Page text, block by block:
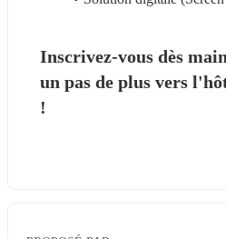
Inscrivez-vous dès
un pas de plus vers
!